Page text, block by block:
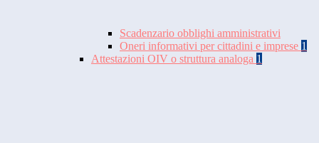
Scadenzario obblighi amministrativi
Oneri informativi per cittadini e imprese 1
Attestazioni OIV o struttura analoga 1